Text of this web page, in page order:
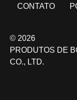
CONTATO
© 2026
PRODUTOS DE
CO., LTD.